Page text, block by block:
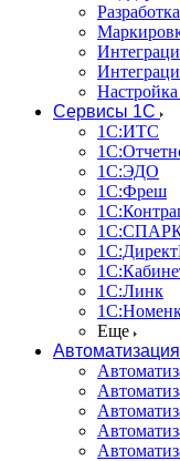
Сервисы 1С
1С:ИТС
1С:ЭДО
1С:Фреш
1С:Линк
Еще
Автоматизация